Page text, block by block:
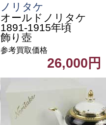
ノリタケ
オールドノリタケ
1891-1915年頃
飾り壺
参考買取価格
26,000円